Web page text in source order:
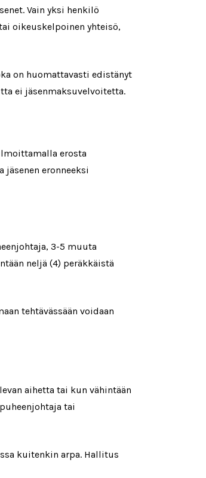
Vain yksi henkilö
oikeuskelpoinen yhteisö,
on huomattavasti edistänyt
ei jäsenmaksuvelvoitetta.
erosta
jäsenen eronneeksi
3-5 muuta
neljä (4) peräkkäistä
tehtävässään voidaan
aihetta tai kun vähintään
tai
kuitenkin arpa. Hallitus